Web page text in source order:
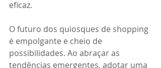
eficaz.
O futuro dos quiosques de shopping
é empolgante e cheio de
possibilidades. Ao abraçar as
tendências emergentes, adotar uma